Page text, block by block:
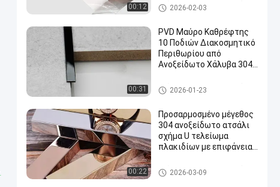
00:12
επένδυση πλακιδίων από ανο
ξείδωτο χάλυβα
2026-02-03
00:31
PVD Μαύρο Καθρέφτης
10 Ποδιών Διακοσμητικό
Περιθωρίου από
Ανοξείδωτο Χάλυβα 304
επένδυση πλακιδίων από ανο
ξείδωτο χάλυβα
2026-01-23
00:22
Προσαρμοσμένο μέγεθος
304 ανοξείδωτο ατσάλι
σχήμα U τελείωμα
πλακιδίων με επιφάνεια
επένδυση πλακιδίων από ανο
ξείδωτο χάλυβα
2026-03-09